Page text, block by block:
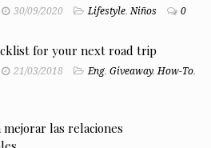
30/09/2020 Lifestyle,Niños 0
for your next road trip
21/03/2018 Eng, Giveaway,How-To,
mejorar las relaciones